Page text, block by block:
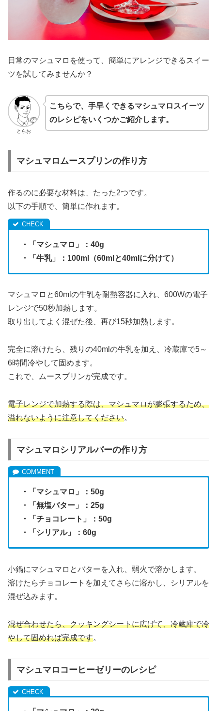
日常のマシュマロを使って、簡単にアレンジできるスイー
ツを試してみませんか？
とらお
こちらで、手早くできるマシュマロスイーツ
のレシピをいくつかご紹介します。
マシュマロムースプリンの作り方
作るのに必要な材料は、たった2つです。
以下の手順で、簡単に作れます。
・「マシュマロ」：40g
・「牛乳」：100ml（60mlと40mlに分けて）
マシュマロと60mlの牛乳を耐熱容器に入れ、600Wの電子
レンジで50秒加熱します。
取り出してよく混ぜた後、再び15秒加熱します。
完全に溶けたら、残りの40mlの牛乳を加え、冷蔵庫で5～
6時間冷やして固めます。
これで、ムースプリンが完成です。
電子レンジで加熱する際は、マシュマロが膨張するため、
溢れないように注意してください。
マシュマロシリアルバーの作り方
・「マシュマロ」：50g
・「無塩バター」：25g
・「チョコレート」：50g
・「シリアル」：60g
小鍋にマシュマロとバターを入れ、弱火で溶かします。
溶けたらチョコレートを加えてさらに溶かし、シリアルを
混ぜ込みます。
混ぜ合わせたら、クッキングシートに広げて、冷蔵庫で冷
やして固めれば完成です。
マシュマロコーヒーゼリーのレシピ